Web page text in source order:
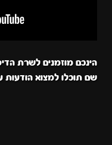
הינכם מוזמנים לשרת
שם תוכלו למצוא הודעות